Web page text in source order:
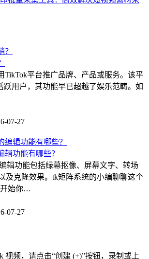
TikTok平台推广品牌、产品或服务。该平
跃用户，其功能早已超越了娱乐范畴。如
07-27
辑功能有哪些？
辑功能包括绿幕抠像、屏幕文字、转场
及克隆效果。tk矩阵系统的小编聊聊这个
开始你…
07-27
视频，请点击“创建 (+)”按钮，录制或上